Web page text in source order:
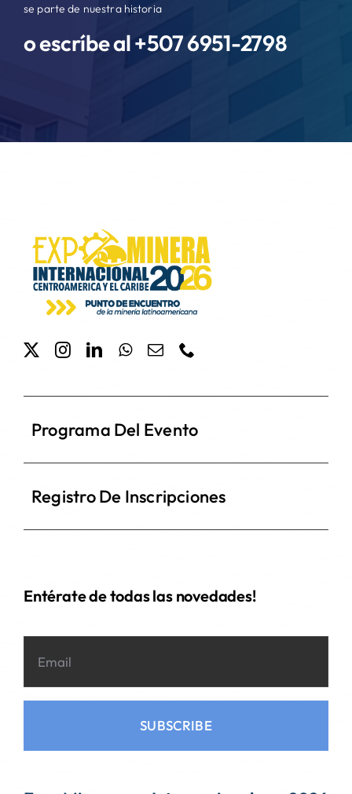
se parte de nuestra historia
o escríbe al +5076951-2798
Programa Del Evento
Registro De Inscripciones
Entérate de todas las novedades!
SUBSCRIBE